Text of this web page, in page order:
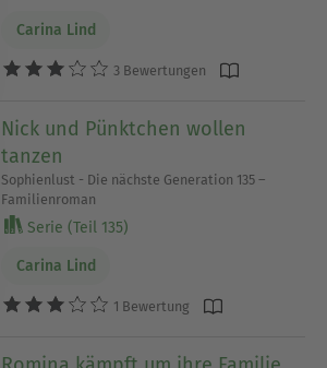
Carina Lind
3 Bewertungen
Nick und Pünktchen wollen
tanzen
Sophienlust - Die nächste Generation 135 –
Familienroman
Serie (Teil 135)
Carina Lind
1 Bewertung